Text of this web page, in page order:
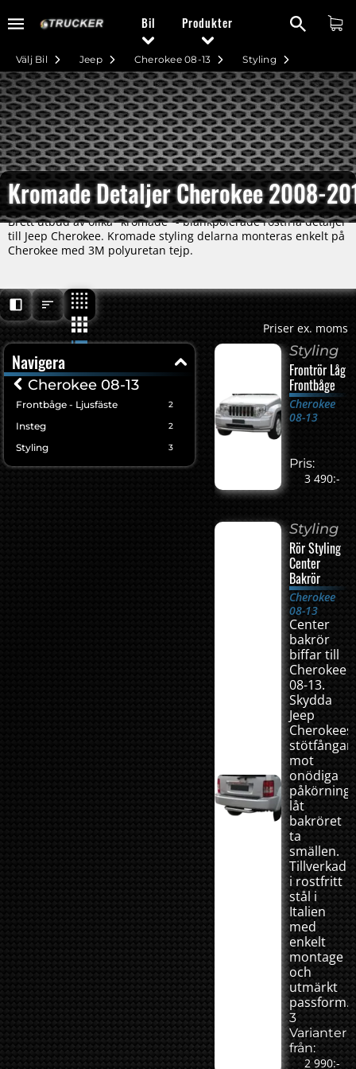
Bil Produkter
Styling
Cherokee 08-13
Jeep
Välj Bil
Kromade Detaljer Cherokee 2008-
Brett utbud av olika "kromade" - blankpolerade rostfria detaljer
till Jeep Cherokee. Kromade styling delarna monteras enkelt på
Cherokee med 3M polyuretan tejp.
Priser ex. moms
Navigera
Cherokee 08-13
Frontbåge - Ljusfäste 2
Insteg 2
Styling 3
Styling
Frontrör Låg
Frontbåge
Cherokee
08-13
Pris:
3 490:-
Styling
Rör Styling
Center
Bakrör
Cherokee
08-13
Center
bakrör
biffar till
Cherokee
08-13.
Skydda
Jeep
Cherokees
mot
onödiga
låt
bakröret
ta
smällen.
Tillverkad
i rostfritt
stål i
Italien
med
enkelt
montage
och
utmärkt
passform.
3
Varianter
från:
2 990:-